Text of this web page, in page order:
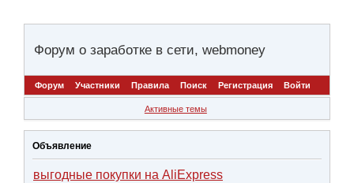
Форум о заработке в сети, webmoney
Форум Участники Правила Поиск Регистрация Войти
Активные темы
Объявление
выгодные покупки на AliExpress